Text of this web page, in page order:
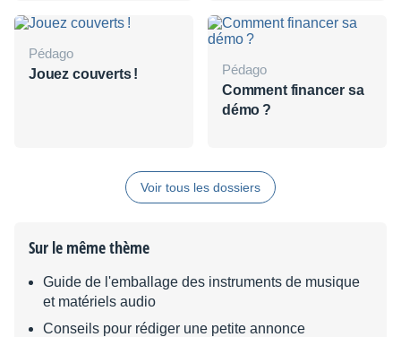
Pédago
Jouez couverts !
Pédago
Comment financer sa
démo ?
Voir tous les dossiers
Sur le même thème
Guide de l'emballage des instruments de musique
et matériels audio
Conseils pour rédiger une petite annonce